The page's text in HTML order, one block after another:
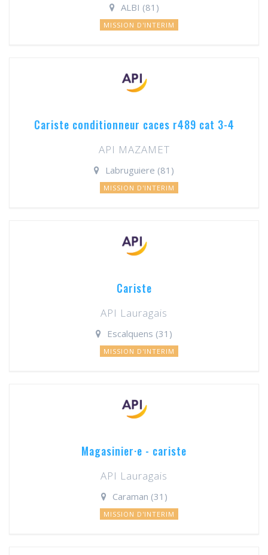
ALBI (81)
MISSION D'INTERIM
Cariste conditionneur caces r489 cat 3-4
API MAZAMET
Labruguiere (81)
MISSION D'INTERIM
Cariste
API Lauragais
Escalquens (31)
MISSION D'INTERIM
Magasinier·e - cariste
API Lauragais
Caraman (31)
MISSION D'INTERIM